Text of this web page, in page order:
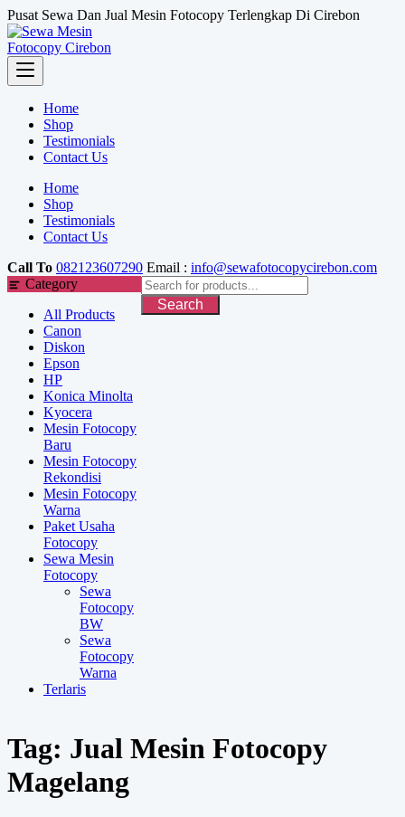
Skip
to
content
Pusat Sewa Dan Jual Mesin Fotocopy Terlengkap Di Cirebon
Home
Shop
Testimonials
Contact Us
Home
Shop
Testimonials
Contact Us
Call To 082123607290 Email : info@sewafotocopycirebon.com
Category
All Products
Canon
Diskon
Epson
HP
Konica Minolta
Kyocera
Mesin Fotocopy
Baru
Mesin Fotocopy
Rekondisi
Mesin Fotocopy
Warna
Paket Usaha
Fotocopy
Sewa Mesin
Fotocopy
Sewa
Fotocopy
BW
Sewa
Fotocopy
Warna
Terlaris
Search
Tag: Jual Mesin Fotocopy
Magelang